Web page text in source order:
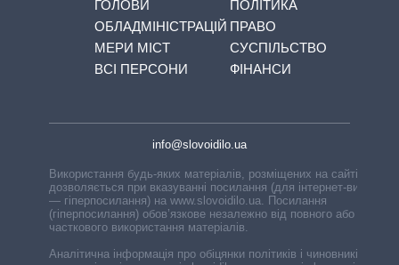
ГОЛОВИ
ОБЛАДМІНІСТРАЦІЙ
МЕРИ МІСТ
ВСІ ПЕРСОНИ
ПОЛІТИКА
ПРАВО
СУСПІЛЬСТВО
ФІНАНСИ
info@slovoidilo.ua
Використання будь-яких матеріалів, розміщених на сайті,
дозволяється при вказуванні посилання (для інтернет-видань
— гіперпосилання) на www.slovoidilo.ua. Посилання
(гіперпосилання) обов’язкове незалежно від повного або
часткового використання матеріалів.
Аналітична інформація про обіцянки політиків і чиновників,